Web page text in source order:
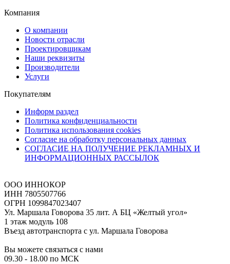
Компания
О компании
Новости отрасли
Проектировщикам
Наши реквизиты
Производители
Услуги
Покупателям
Информ раздел
Политика конфиденциальности
Политика использования cookies
Согласие на обработку персональных данных
СОГЛАСИЕ НА ПОЛУЧЕНИЕ РЕКЛАМНЫХ И
ИНФОРМАЦИОННЫХ РАССЫЛОК
ООО ИННОКОР
ИНН 7805507766
ОГРН 1099847023407
Ул. Маршала Говорова 35 лит. А БЦ «Желтый угол»
1 этаж модуль 108
Въезд автотранспорта с ул. Маршала Говорова
Вы можете связаться с нами
09.30 - 18.00 по МСК